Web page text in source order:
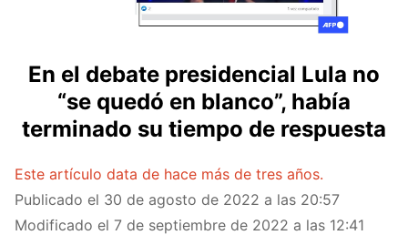
En el debate presidencial Lula no
“se quedó en blanco”, había
terminado su tiempo de respuesta
Este artículo data de hace más de tres años.
Publicado el 30 de agosto de 2022 a las 20:57
Modificado el 7 de septiembre de 2022 a las 12:41